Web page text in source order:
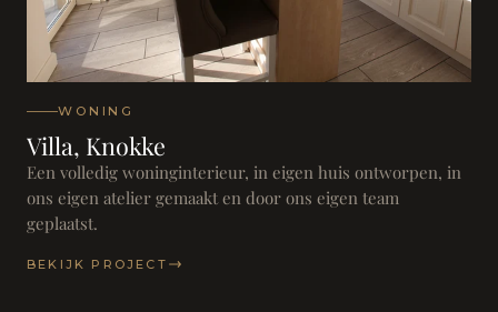
WONING
Villa, Knokke
Een volledig woninginterieur, in eigen huis ontworpen, in
ons eigen atelier gemaakt en door ons eigen team
geplaatst.
BEKIJK PROJECT